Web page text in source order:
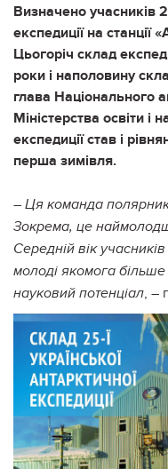
Визначено учасників
експедиції на станції
Цьогоріч склад
роки і наполовину
глава Національного
Міністерства освіти
експедиції став і
перша зимівля.
– Ця команда
Зокрема, це
Середній вік
молоді якомога більше
науковий потенціал, –